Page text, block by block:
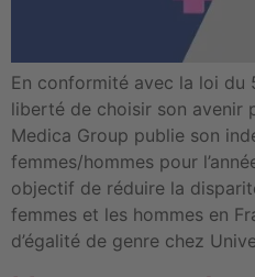
En conformité avec la loi du
liberté de choisir son avenir
Medica Group publie son
femmes/hommes pour
objectif de réduire la
femmes et les hommes en
d’égalité de genre chez